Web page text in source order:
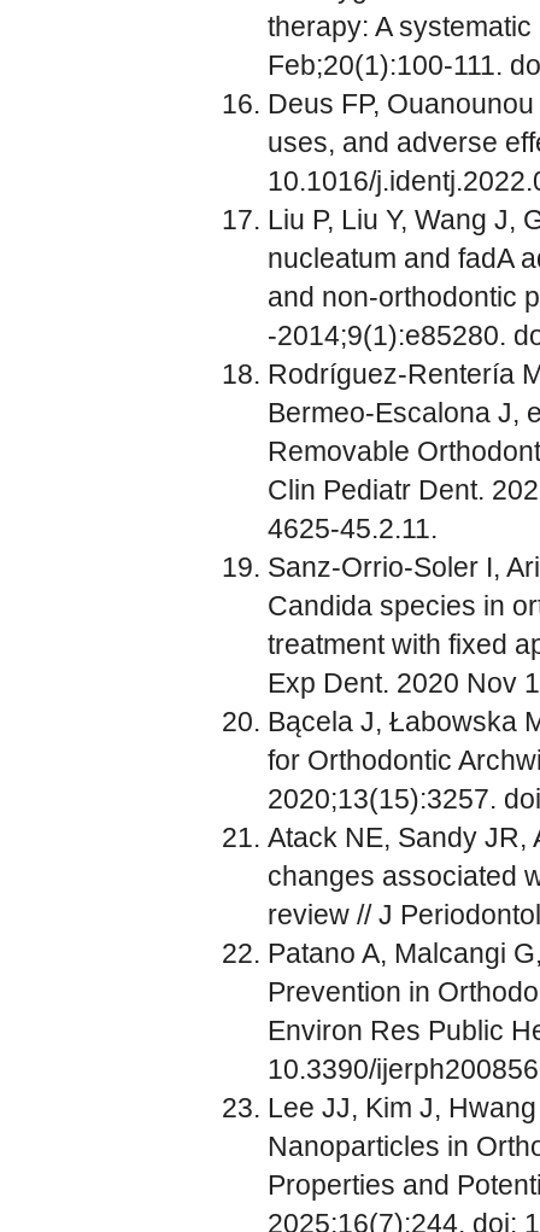
therapy: A
Feb;20(1):100-111.
Deus FP,
uses, and adverse
10.1016/
Liu P, Liu Y, Wang J,
nucleatum and fadA
and non-orthodontic
-2014;9(1):e85280.
Rodríguez-Rentería
Bermeo-Escalona J,
Removable
Clin Pediatr Dent.
4625-45.2.11.
Sanz-Orrio-Soler I,
Candida species in
treatment with fixed
Exp Dent. 2020 Nov
Bącela J, Łabowska
for Orthodontic
2020;13(15):3257.
Atack NE, Sandy JR,
changes associated
review // J
Patano A, Malcangi
Prevention in
Environ Res Public
10.3390/
Lee JJ, Kim J,
Nanoparticles in
Properties and
2025;16(7):244. doi: